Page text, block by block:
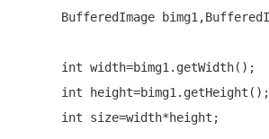
int width=bimg1.getWidth();
int height=bimg1.getHeight();
int size=width*height;